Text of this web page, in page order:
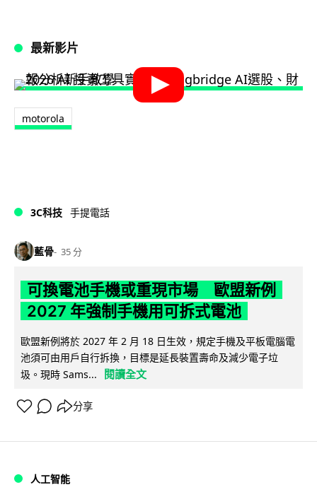
最新影片
motorola
3C科技 手提電話
藍骨 35 分
可換電池手機或重現市場 歐盟新例
2027 年強制手機用可拆式電池
歐盟新例將於 2027 年 2 月 18 日生效，規定手機及平板電腦電
池須可由用戶自行拆換，目標是延長裝置壽命及減少電子垃
圾。現時 Sams...
閱讀全文
分享
人工智能